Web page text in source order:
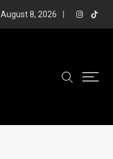
August 8, 2026